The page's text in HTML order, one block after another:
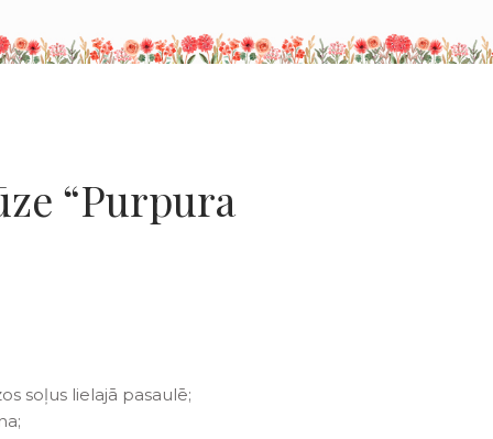
“Purpura
soļus lielajā pasaulē;